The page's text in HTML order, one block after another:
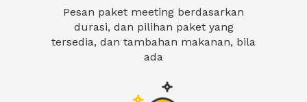
Pesan paket meeting berdasarkan
durasi, dan pilihan paket yang
tersedia, dan tambahan makanan, bila
ada